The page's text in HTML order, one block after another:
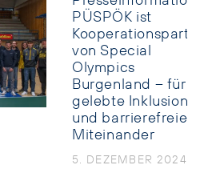
PÜSPÖK ist
von Special
Olympics
Burgenland – für
gelebte Inklusion
und barrierefreies
Miteinander
5. DEZEMBER 2024